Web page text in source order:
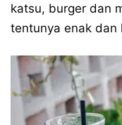
katsu, burger dan
tentunya enak dan